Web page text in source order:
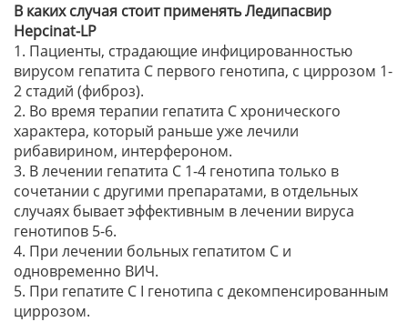
В каких случая стоит применять Ледипасвир
Hepcinat-LP
1. Пациенты, страдающие инфицированностью
вирусом гепатита С первого генотипа, с циррозом 1-
2 стадий (фиброз).
2. Во время терапии гепатита С хронического
характера, который раньше уже лечили
рибавирином, интерфероном.
3. В лечении гепатита С 1-4 генотипа только в
сочетании с другими препаратами, в отдельных
случаях бывает эффективным в лечении вируса
генотипов 5-6.
4. При лечении больных гепатитом С и
одновременно ВИЧ.
5. При гепатите С I генотипа с декомпенсированным
циррозом.